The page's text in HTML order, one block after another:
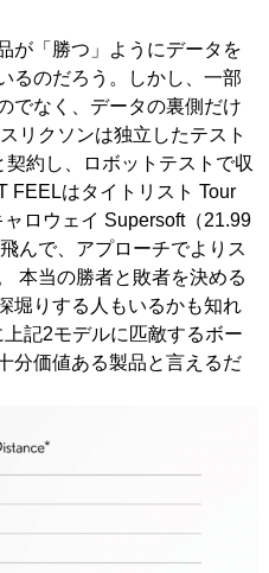
が「勝つ」ようにデータを
るのだろう。しかし、一部
でなく、データの裏側だけ
リクソンは独立したテスト
約し、ロボットテストで収
FEELはタイトリスト Tour
ロウェイ Supersoft（21.99
んで、アプローチでよりス
本当の勝者と敗者を決める
堀りする人もいるかも知れ
記2モデルに匹敵するボー
分価値ある製品と言えるだ